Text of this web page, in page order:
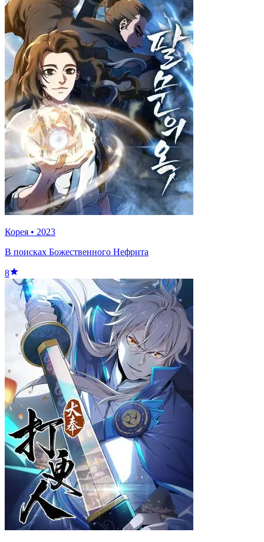
Корея • 2023
В поисках Божественного Нефрита
8